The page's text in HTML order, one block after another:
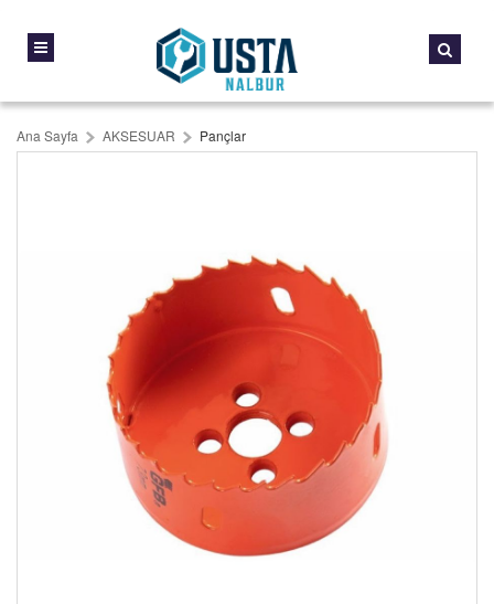
Ana Sayfa AKSESUAR Pançlar